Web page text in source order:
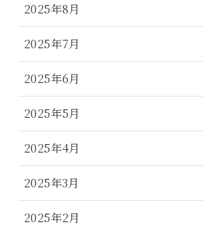
2025年8月
2025年7月
2025年6月
2025年5月
2025年4月
2025年3月
2025年2月